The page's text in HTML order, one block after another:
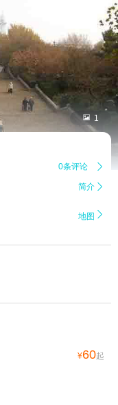
 1
0条评论 
简介 
地图 
¥60起